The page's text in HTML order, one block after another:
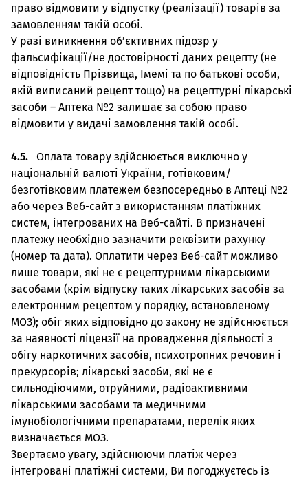
право відмовити у відпустку (реалізації) товарів за
замовленням такій особі.
У разі виникнення об’єктивних підозр у
фальсифікації/не достовірності даних рецепту (не
відповідність Прізвища, Імемі та по батькові особи,
якій виписаний рецепт тощо) на рецептурні лікарські
засоби – Аптека №2 залишає за собою право
відмовити у видачі замовлення такій особі.
4.5. Оплата товару здійснюється виключно у
національній валюті України, готівковим/
безготівковим платежем безпосередньо в Аптеці №2
або через Веб-сайт з використанням платіжних
систем, інтегрованих на Веб-сайті. В призначені
платежу необхідно зазначити реквізити рахунку
(номер та дата). Оплатити через Веб-сайт можливо
лише товари, які не є рецептурними лікарськими
засобами (крім відпуску таких лікарських засобів за
електронним рецептом у порядку, встановленому
МОЗ); обіг яких відповідно до закону не здійснюється
за наявності ліцензії на провадження діяльності з
обігу наркотичних засобів, психотропних речовин і
прекурсорів; лікарські засоби, які не є
сильнодіючими, отруйними, радіоактивними
лікарськими засобами та медичними
імунобіологічними препаратами, перелік яких
визначається МОЗ.
Звертаємо увагу, здійснюючи платіж через
інтегровані платіжні системи, Ви погоджуєтесь із